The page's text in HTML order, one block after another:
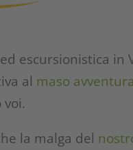
escursionistica in
al maso avventura
voi.
la malga del